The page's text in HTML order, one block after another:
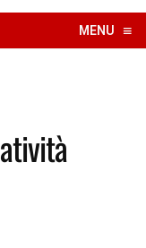
MENU ≡
☰